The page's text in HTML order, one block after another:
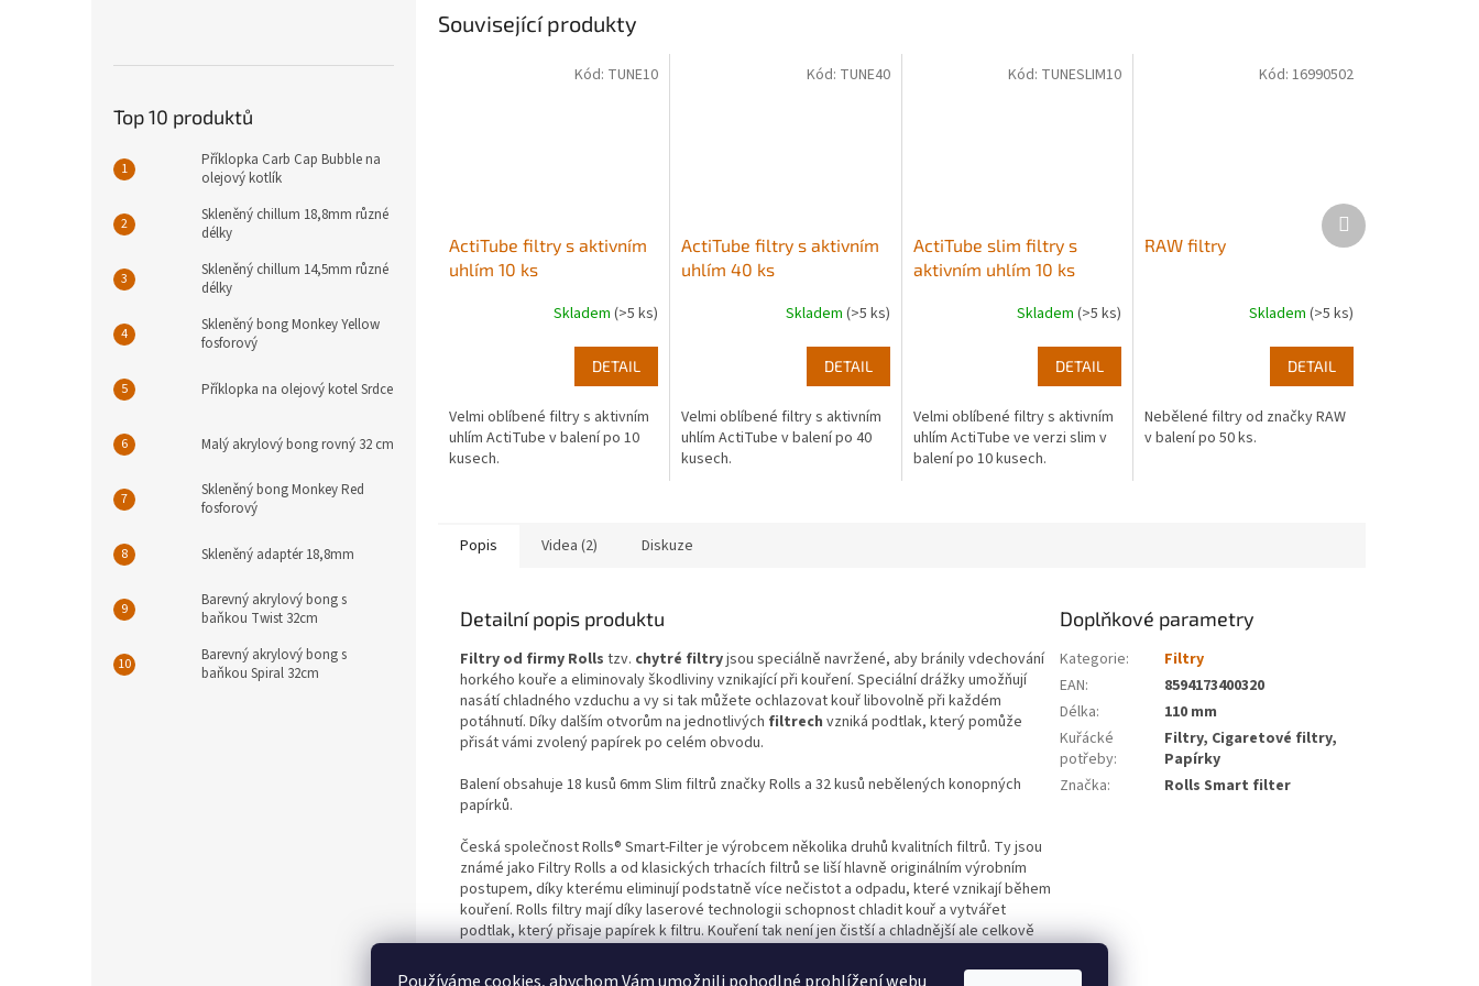
Top 10 produktů
Příklopka Carb Cap Bubble na
olejový kotlík
Skleněný chillum 18,8mm různé
délky
Skleněný chillum 14,5mm různé
délky
Skleněný bong Monkey Yellow
fosforový
Příklopka na olejový kotel Srdce
Malý akrylový bong rovný 32 cm
Skleněný bong Monkey Red
fosforový
Skleněný adaptér 18,8mm
Barevný akrylový bong s
baňkou Twist 32cm
Barevný akrylový bong s
baňkou Spiral 32cm
Související produkty
ActiTube filtry s aktivním
uhlím 10 ks
Skladem (>5 ks)
DETAIL
Velmi oblíbené filtry s aktivním
uhlím ActiTube v balení po 10
kusech.
Kód: TUNE10
ActiTube filtry s aktivním
uhlím 40 ks
Skladem (>5 ks)
DETAIL
Velmi oblíbené filtry s aktivním
uhlím ActiTube v balení po 40
kusech.
Kód: TUNE40
ActiTube slim filtry s
aktivním uhlím 10 ks
Skladem(>5 ks)
DETAIL
Velmi oblíbené filtry s aktivním
uhlím ActiTube ve verzi slim v
balení po 10 kusech.
Kód: TUNESLIM10
RAW filtry
Skladem (>5 ks)
DETAIL
Nebělené filtry od značky RAW
v balení po 50 ks.
Kód: 16990502
Další
produkt
Popis Videa (2) Diskuze
Detailní popis produktu
Filtry od firmy Rolls tzv. chytré filtryjsou speciálně navržené, aby bránily vdechování
horkého kouře a eliminovaly škodliviny vznikající při kouření. Speciální drážky umožňují
nasátí chladného vzduchu a vy si tak můžete ochlazovat kouř libovolně při každém
potáhnutí. Díky dalším otvorům na jednotlivých filtrech vzniká podtlak, který pomůže
přisát vámi zvolený papírek po celém obvodu.
Balení obsahuje 18 kusů 6mm Slim filtrů značky Rolls a 32 kusů nebělených konopných
papírků.
Česká společnost Rolls® Smart-Filter je výrobcem několika druhů kvalitních filtrů. Ty jsou
známé jako Filtry Rolls a od klasických trhacích filtrů se liší hlavně originálním výrobním
postupem, díky kterému eliminují podstatně více nečistot a odpadu, které vznikají během
kouření. Rolls filtry mají díky laserové technologii schopnost chladit kouř a vytvářet
podtlak, který přisaje papírek k filtru. Kouření tak není jen čistší a chladnější ale celkově
prohlédněte kompletní nabídku těchto originálních filtrů.
Doplňkové parametry
Kategorie:
Filtry
EAN:
8594173400320
Délka:
110 mm
Kuřácké
potřeby:
Filtry, Cigaretové filtry,
Papírky
Značka: Rolls Smart filter